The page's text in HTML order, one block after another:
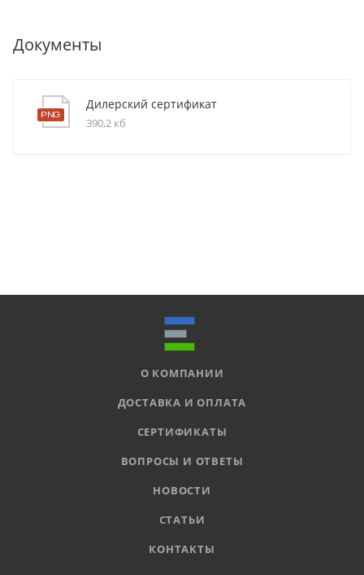
Документы
Дилерский сертификат
390,2 кб
О КОМПАНИИ
ДОСТАВКА И ОПЛАТА
СЕРТИФИКАТЫ
ВОПРОСЫ И ОТВЕТЫ
НОВОСТИ
СТАТЬИ
КОНТАКТЫ